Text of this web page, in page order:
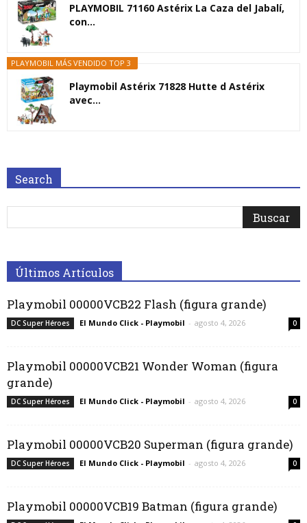
PLAYMOBIL 71160 Astérix La Caza del Jabalí,
con...
PLAYMOBIL MÁS VENDIDO TOP 3
Playmobil Astérix 71828 Hutte d Astérix
avec...
Search
Últimos Artículos
Playmobil 00000VCB22 Flash (figura grande)
DC Super Héroes El Mundo Click - Playmobil - agosto 4, 2026 0
Playmobil 00000VCB21 Wonder Woman (figura
grande)
DC Super Héroes El Mundo Click - Playmobil - agosto 4, 2026 0
Playmobil 00000VCB20 Superman (figura grande)
DC Super Héroes El Mundo Click - Playmobil - agosto 4, 2026 0
Playmobil 00000VCB19 Batman (figura grande)